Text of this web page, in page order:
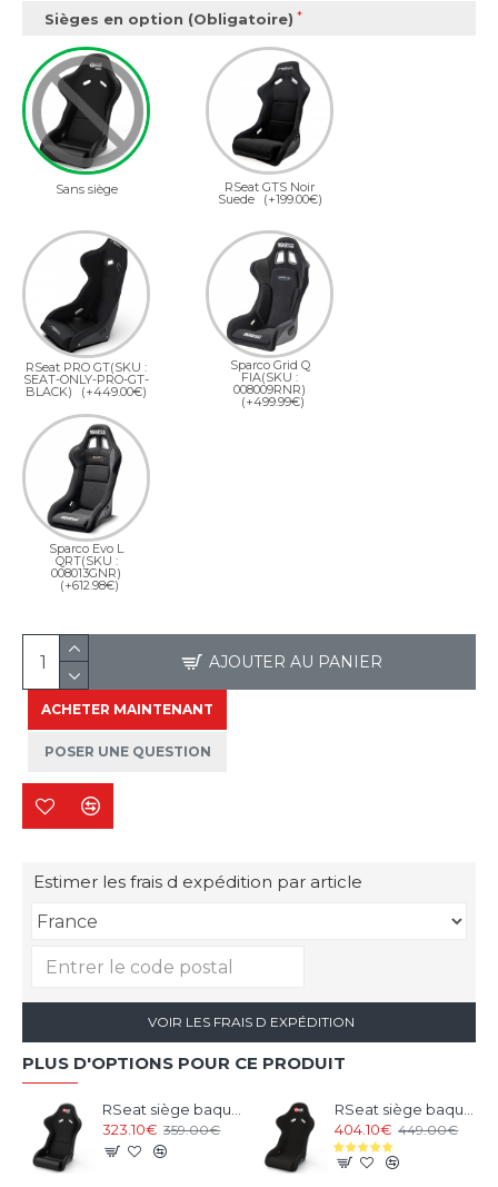
Sièges en option (Obligatoire)
Sans siège RSeat GTS Noir
Suede (+199.00€)
RSeat PRO GT(SKU :
SEAT-ONLY-PRO-GT-
BLACK) (+449.00€)
Sparco Grid Q
FIA(SKU :
008009RNR)
(+499.99€)
Sparco Evo L
QRT(SKU :
008013GNR)
(+612.98€)
AJOUTER AU PANIER
ACHETER MAINTENANT
POSER UNE QUESTION
Estimer les frais d expédition par article
VOIR LES FRAIS D EXPÉDITION
PLUS D'OPTIONS POUR CE PRODUIT
323.10€ 359.00€
404.10€ 449.00€